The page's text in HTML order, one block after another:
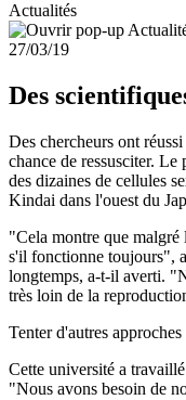
Actualités
27/03/19
Des
Des chercheurs ont
chance de ressusciter.
des dizaines de cellules
Kindai dans l'ouest du
"Cela montre que malgré
s'il fonctionne toujours",
longtemps, a-t-il averti.
très loin de la
Tenter d'autres approches
Cette université a
"Nous avons besoin de